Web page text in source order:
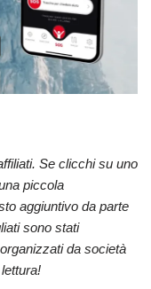
Se clicchi su uno
piccola
aggiuntivo da parte
sono stati
da società